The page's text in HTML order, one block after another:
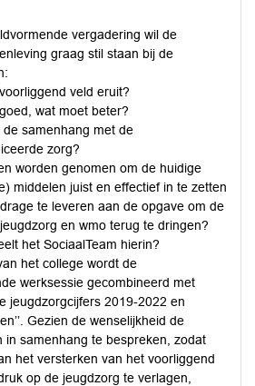
vergadering wil de
graag stil staan bij de
veld eruit?
wat moet beter?
de samenhang met de
zorg?
worden genomen om de huidige
middelen juist en effectief in te zetten
te leveren aan de opgave om de
en wmo terug te dringen?
het SociaalTeam hierin?
het college wordt de
werksessie gecombineerd met
jeugdzorgcijfers 2019-2022 en
Gezien de wenselijkheid de
in samenhang te bespreken, zodat
het versterken van het voorliggend
op de jeugdzorg te verlagen,